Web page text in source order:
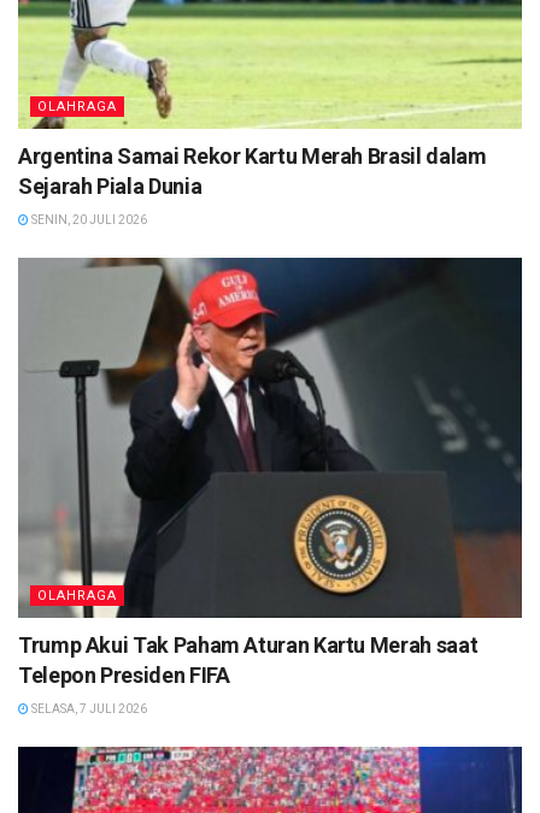
OLAHRAGA
Argentina Samai Rekor Kartu Merah Brasil dalam
Sejarah Piala Dunia
SENIN, 20 JULI 2026
OLAHRAGA
Trump Akui Tak Paham Aturan Kartu Merah saat
Telepon Presiden FIFA
SELASA, 7 JULI 2026